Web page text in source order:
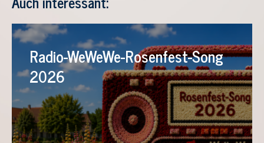
Radio-WeWeWe-Rosenfest-Song
2026